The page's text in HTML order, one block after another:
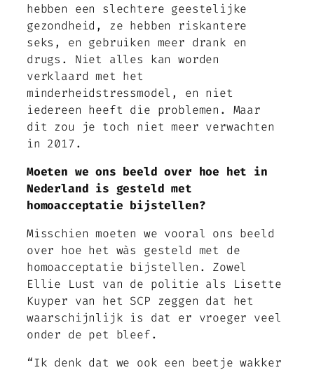
hebben een slechtere geestelijke
gezondheid, ze hebben riskantere
seks, en gebruiken meer drank en
drugs. Niet alles kan worden
verklaard met het
minderheidstressmodel, en niet
iedereen heeft die problemen. Maar
dit zou je toch niet meer verwachten
in 2017.
Moeten we ons beeld over hoe het in
Nederland is gesteld met
homoacceptatie bijstellen?
Misschien moeten we vooral ons beeld
over hoe het wàs gesteld met de
homoacceptatie bijstellen. Zowel
Ellie Lust van de politie als Lisette
Kuyper van het SCP zeggen dat het
waarschijnlijk is dat er vroeger veel
onder de pet bleef.
“Ik denk dat we ook een beetje wakker